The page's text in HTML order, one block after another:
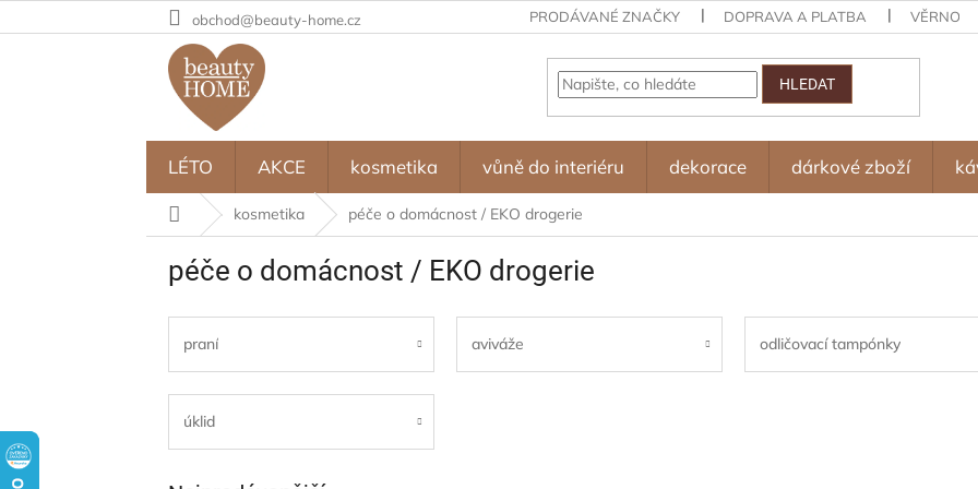
na
obchod@beauty-home.cz PRODÁVANÉ ZNAČKY DOPRAVA A PLATBA
HLEDAT
LÉTO AKCE kosmetika vůně do interiéru dekorace dárkové zboží
Domů kosmetika péče o domácnost / EKO drogerie
péče o domácnost / EKO drogerie
praní aviváže odličovací tampónky
úklid